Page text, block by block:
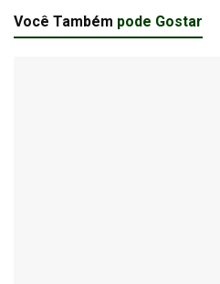
Você Também pode Gostar